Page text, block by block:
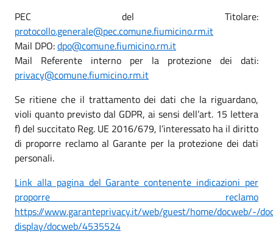
PEC del Titolare:
protocollo.generale@pec.comune.fiumicino.rm.it
Mail DPO:dpo@comune.fiumicino.rm.it
Mail Referente interno per la protezione dei dati:
privacy@comune.fiumicino.rm.it
Se ritiene che il trattamento dei dati che la riguardano,
violi quanto previsto dal GDPR, ai sensi dell’art. 15 lettera
f) del succitato Reg. UE 2016/679, l’interessato ha il diritto
di proporre reclamo al Garante per la protezione dei dati
personali.
Link alla pagina del Garante contenente indicazioni per
proporre reclamo
https://www.garanteprivacy.it/web/guest/home/docweb/-/
display/docweb/4535524